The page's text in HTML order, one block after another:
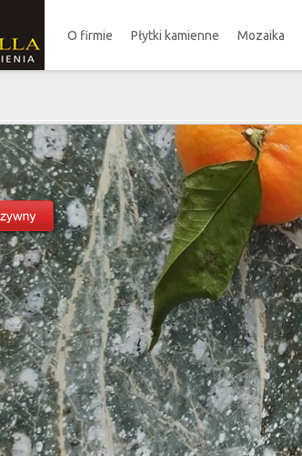
O firmie Płytki kamienne Mozaika